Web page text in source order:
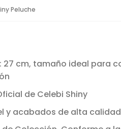
Peluche
: 27 cm, tamaño ideal para
de Celebi Shiny
y acabados de alta calidad